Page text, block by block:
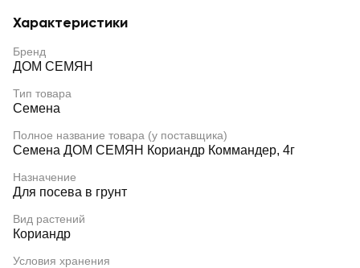
Характеристики
Бренд
ДОМ СЕМЯН
Тип товара
Семена
Полное название товара (у поставщика)
Семена ДОМ СЕМЯН Кориандр Коммандер, 4г
Назначение
Для посева в грунт
Вид растений
Кориандр
Условия хранения